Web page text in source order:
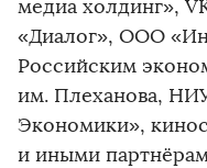
медиа холдинг»,
«Диалог», ООО
Российским
им. Плеханова,
Экономики»,
и иными